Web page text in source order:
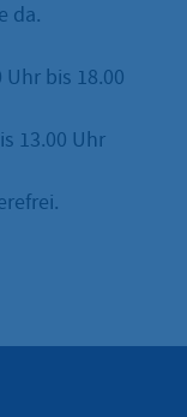
da.
bis 18.00
13.00 Uhr